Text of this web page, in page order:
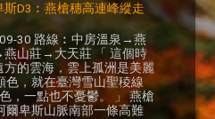
斯D3︰燕槍穗高連峰縱走
30 路線︰中房溫泉→燕
山莊→大天莊 「 這個時
方的雲海，雲上孤洲是美麗
色，就在臺灣雪山聖稜線
，一點也不憂鬱。 」 燕槍
爾卑斯山脈南部一條高難